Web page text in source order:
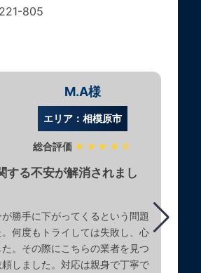
805
M.A様
エリア：相模原市
総合評価 ★★★★☆
する不安が解消されまし
勝手に下がってくるという問題
何度もトライしては失敗し、心
。その際にこちらの業者を見つ
しました。対応は親身で丁寧で